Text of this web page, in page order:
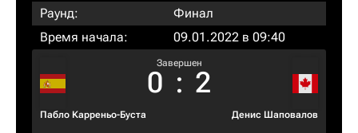
Раунд:
Финал
Время начала:
09.01.2022 в 09:40
Пабло Карреньо-Буста
Завершен
0 : 2
Денис Шаповалов